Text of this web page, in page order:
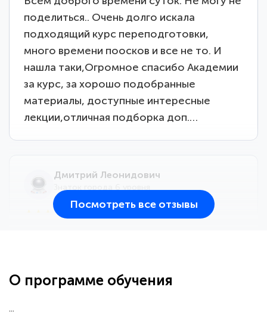
поделиться.. Очень долго искала
подходящий курс переподготовки,
много времени поосков и все не то. И
нашла таки,Огромное спасибо Академии
за курс, за хорошо подобранные
материалы, доступные интересные
лекции,отличная подборка доп.…
Дмитрий Леонидович
большое количество методических
Посмотреть все отзывы
О программе обучения
...